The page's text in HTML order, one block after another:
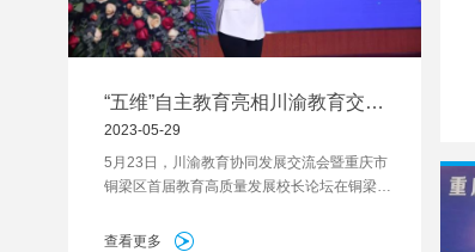
“五维”自主教育亮相川渝教育交流
会 李明琼副校长获论坛特等奖
2023-05-29
5月23日，川渝教育协同发展交流会暨重庆市
铜梁区首届教育高质量发展校长论坛在铜梁一
长何晓萍，铜梁区人大常委会副主任龙其贤参
查看更多